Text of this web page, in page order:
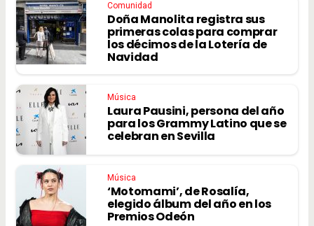
Comunidad
Doña Manolita registra sus
primeras colas para comprar
los décimos de la Lotería de
Navidad
Música
Laura Pausini, persona del año
para los Grammy Latino que se
celebran en Sevilla
Música
‘Motomami’, de Rosalía,
elegido álbum del año en los
Premios Odeón